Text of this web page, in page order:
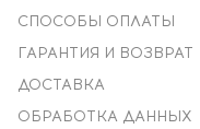
СПОСОБЫ ОПЛАТЫ
ГАРАНТИЯ И ВОЗВРАТ
ДОСТАВКА
ОБРАБОТКА ДАННЫХ